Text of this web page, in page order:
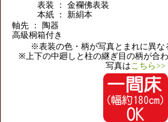
表装 ： 金襴佛表装
本紙 ： 新絹本
軸先 ： 陶器
高級桐箱付き
※表装の色・柄が写真とまれに異な
※上下の中廻しと柱の継ぎ目の柄が合
写真はこちら>>